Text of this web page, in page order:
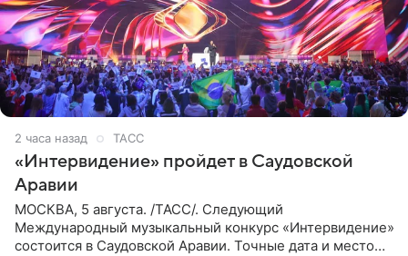
2 часа назад ТАСС
«Интервидение» пройдет в Саудовской
Аравии
МОСКВА, 5 августа. /ТАСС/. Следующий
Международный музыкальный конкурс «Интервидение»
состоится в Саудовской Аравии. Точные дата и место